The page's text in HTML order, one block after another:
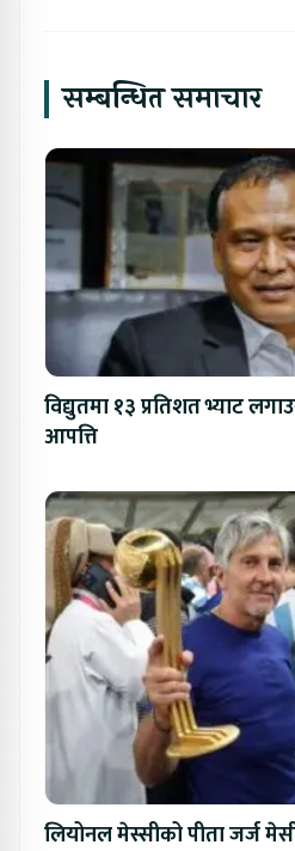
सम्बन्धित समाचार
विद्युतमा १३ प्रतिशत भ्याट
आपत्ति
लियोनल मेस्सीको पीता जर्ज